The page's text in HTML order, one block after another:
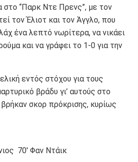
στο “Παρκ Ντε Πρενς”, με τον
τον Έλιοτ και τον Άγγλο, που
ένα λεπτό νωρίτερα, να νικάει
και να γράφει το 1-0 για την
εντός στόχου για τους
βράδυ γι’ αυτούς στο
σκορ πρόκρισης, κυρίως
70′ Φαν Ντάικ